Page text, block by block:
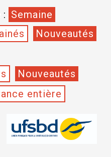
Semaine
Nouveautés
Nouveautés
entière